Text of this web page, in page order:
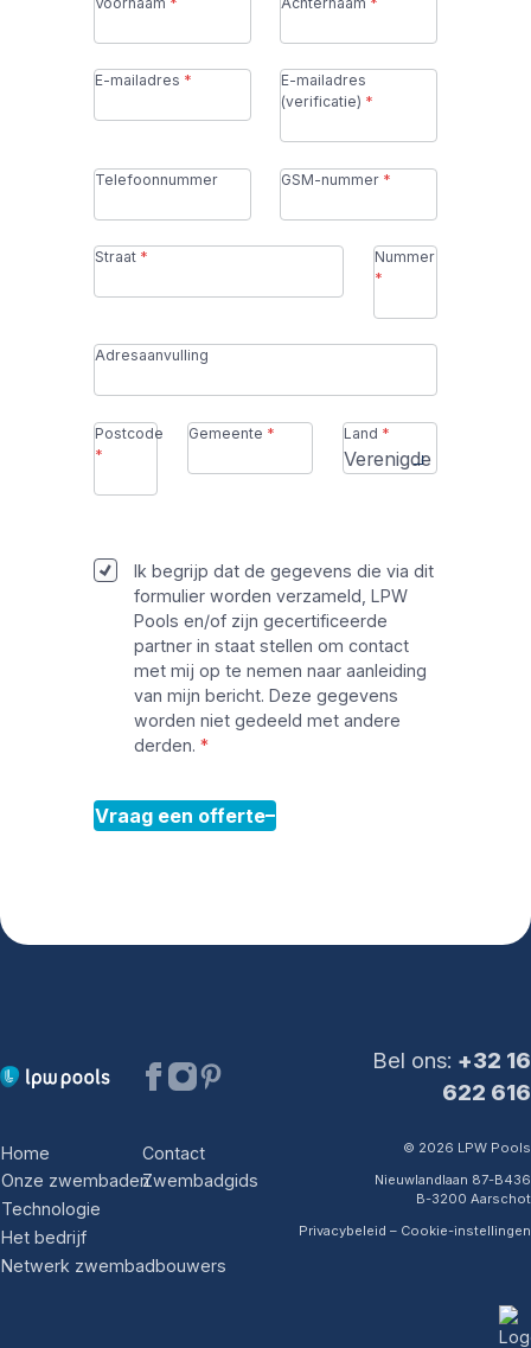
E-mailadres
E-mailadres
(verificatie)
Telefoonnummer GSM-nummer
Straat Nummer
Adresaanvulling
Postcode Gemeente Land
Ik begrijp dat de gegevens die via dit
formulier worden verzameld, LPW
Pools en/of zijn gecertificeerde
partner in staat stellen om contact
met mij op te nemen naar aanleiding
van mijn bericht. Deze gegevens
worden niet gedeeld met andere
derden.
Vraag een offerte
Bel ons: +32 16
622 616
Home
Onze zwembaden
Technologie
Het bedrijf
Netwerk zwembadbouwers
Contact
Zwembadgids
© 2026 LPW Pools
Nieuwlandlaan 87-B436
B-3200 Aarschot
Privacybeleid – Cookie-instellingen